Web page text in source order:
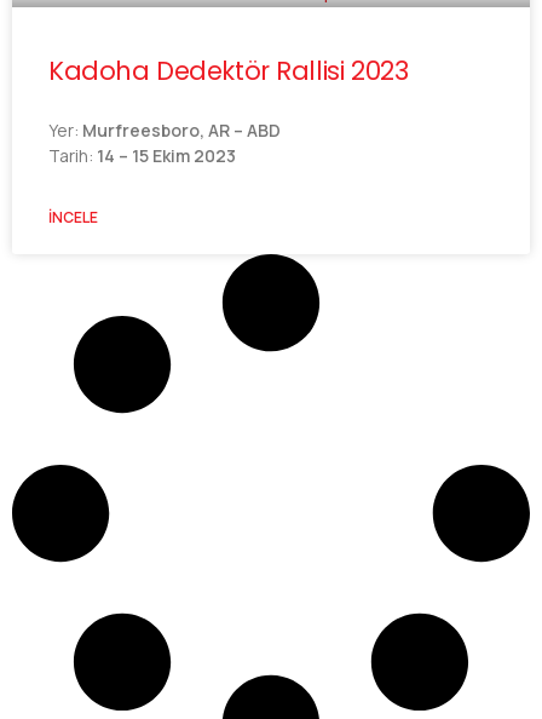
Kadoha Dedektör Rallisi 2023
Yer: Murfreesboro, AR – ABD
Tarih: 14 – 15 Ekim 2023
İNCELE